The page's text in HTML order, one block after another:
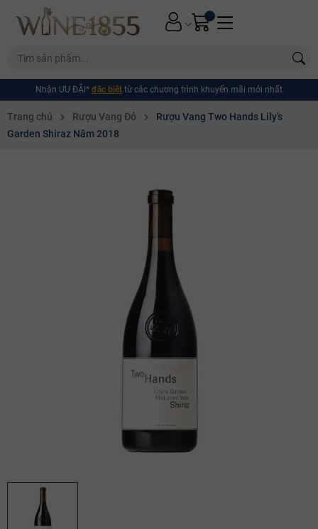
Nhận ƯU ĐÃI* đặc biệt từ các chương trình khuyến mãi mới nhất
Trang chủ Rượu Vang Đỏ
Rượu Vang Two Hands Lily’s
Garden Shiraz Năm 2018